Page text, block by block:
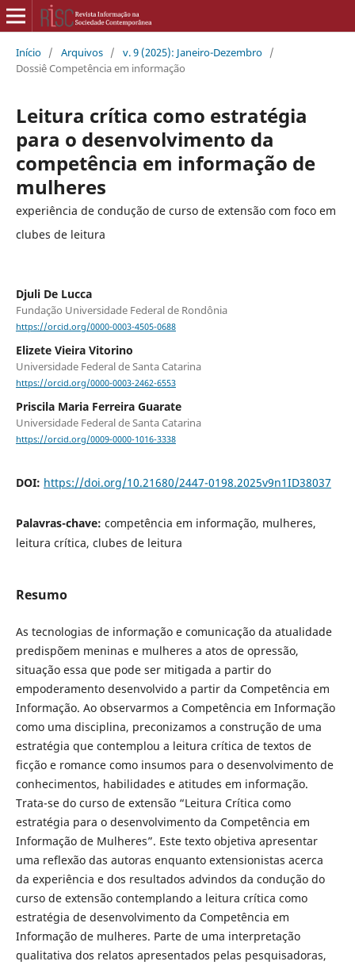
Início / Arquivos / v. 9 (2025): Janeiro-Dezembro /
Dossiê Competência em informação
Leitura crítica como estratégia
para o desenvolvimento da
competência em informação de
mulheres
experiência de condução de curso de extensão com foco em
clubes de leitura
Djuli De Lucca
Fundação Universidade Federal de Rondônia
https://orcid.org/0000-0003-4505-0688
Elizete Vieira Vitorino
Universidade Federal de Santa Catarina
https://orcid.org/0000-0003-2462-6553
Priscila Maria Ferreira Guarate
Universidade Federal de Santa Catarina
https://orcid.org/0009-0000-1016-3338
DOI: https://doi.org/10.21680/2447-0198.2025v9n1ID38037
Palavras-chave: competência em informação, mulheres,
leitura crítica, clubes de leitura
Resumo
As tecnologias de informação e comunicação da atualidade
predispõem meninas e mulheres a atos de opressão,
situação essa que pode ser mitigada a partir do
empoderamento desenvolvido a partir da Competência em
Informação. Ao observarmos a Competência em Informação
como uma disciplina, preconizamos a construção de uma
estratégia que contemplou a leitura crítica de textos de
ficção e romance como insumos para o desenvolvimento de
conhecimentos, habilidades e atitudes em informação.
Trata-se do curso de extensão “Leitura Crítica como
estratégia para o desenvolvimento da Competência em
Informação de Mulheres”. Este texto objetiva apresentar
uma reflexão das autoras enquanto extensionistas acerca
da experiência e dos resultados advindos da condução do
curso de extensão contemplando a leitura crítica como
estratégia de desenvolvimento da Competência em
Informação de mulheres. Parte de uma interpretação
qualitativa dos relatos apresentados pelas pesquisadoras,